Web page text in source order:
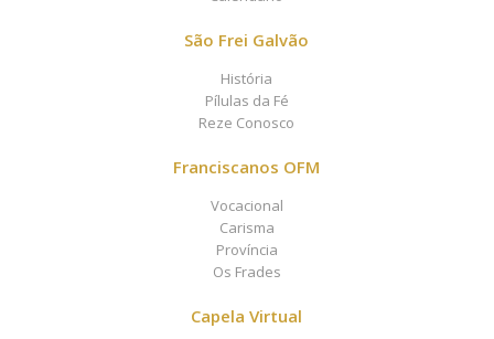
São Frei Galvão
História
Pílulas da Fé
Reze Conosco
Franciscanos OFM
Vocacional
Carisma
Província
Os Frades
Capela Virtual